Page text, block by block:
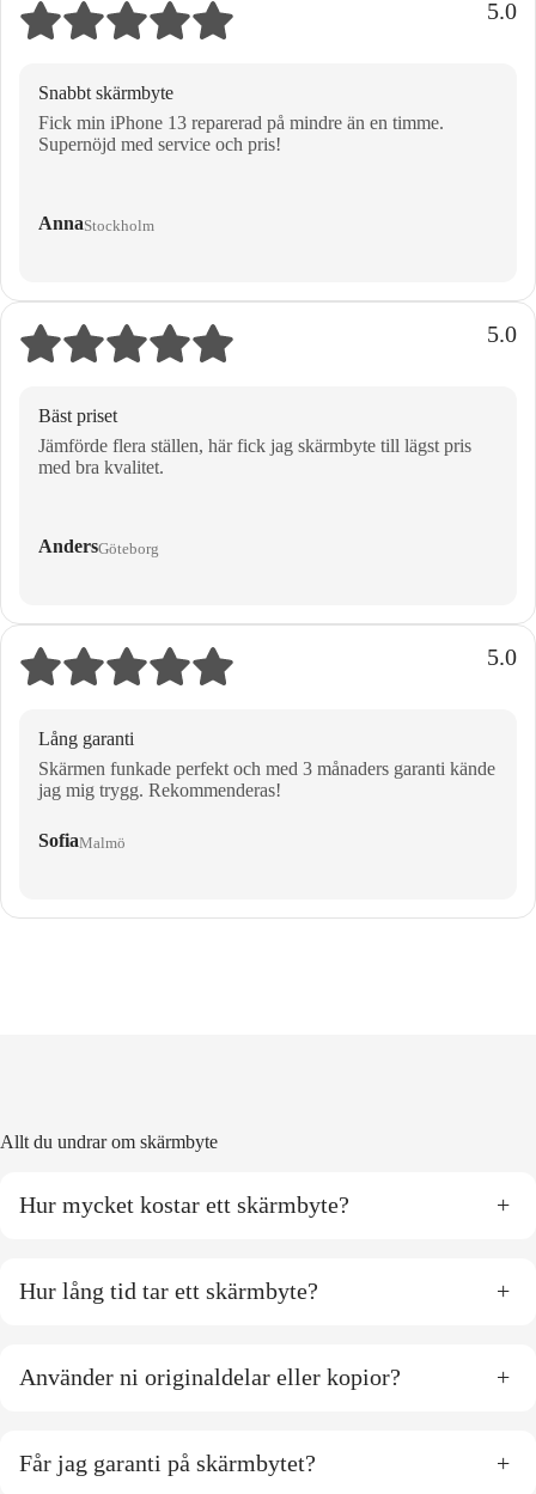
5.0
Snabbt skärmbyte
Fick min iPhone 13 reparerad på mindre än en timme.
Supernöjd med service och pris!
AnnaStockholm
5.0
Bäst priset
Jämförde flera ställen, här fick jag skärmbyte till lägst pris
med bra kvalitet.
AndersGöteborg
5.0
Lång garanti
Skärmen funkade perfekt och med 3 månaders garanti kände
jag mig trygg. Rekommenderas!
SofiaMalmö
Allt du undrar om skärmbyte
Hur mycket kostar ett skärmbyte? +
Hur lång tid tar ett skärmbyte? +
Använder ni originaldelar eller kopior? +
Får jag garanti på skärmbytet? +